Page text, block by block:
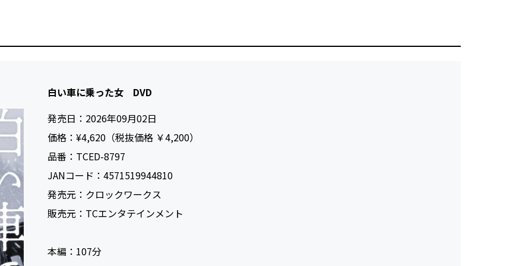
白い車に乗った女 DVD
発売日： 2026年09月02日
価格： ¥4,620（税抜価格 ￥4,200）
品番： TCED-8797
JANコード： 4571519944810
発売元： クロックワークス
販売元： TCエンタテインメント
本編： 107